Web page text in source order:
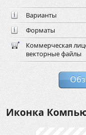
Варианты
Форматы
Коммерческая
векторные файлы
Иконка